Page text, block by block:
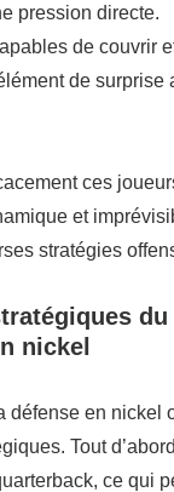
pression directe.
de couvrir
de surprise
ces
et
stratégies
nickel
défense en nickel
Tout
ce qui